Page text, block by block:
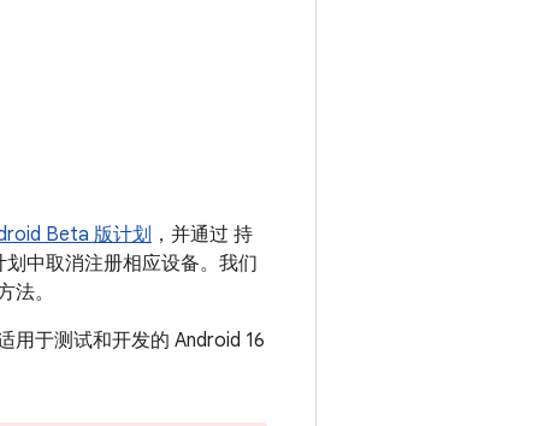
Beta 版计划 ，并通过 持
中取消注册相应设备。我们
。
用于测试和开发的 Android 16